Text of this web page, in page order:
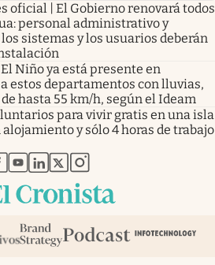
oficial | El Gobierno renovará todos
personal administrativo y
sistemas y los usuarios deberán
Niño ya está presente en
estos departamentos con lluvias,
hasta 55 km/h, según el Ideam
para vivir gratis en una isla
y sólo 4 horas de trabajo
abre en nueva pestaña
abre en nueva pestaña
abre en nueva pestaña
abre en nueva pestaña
abre en nueva pestaña